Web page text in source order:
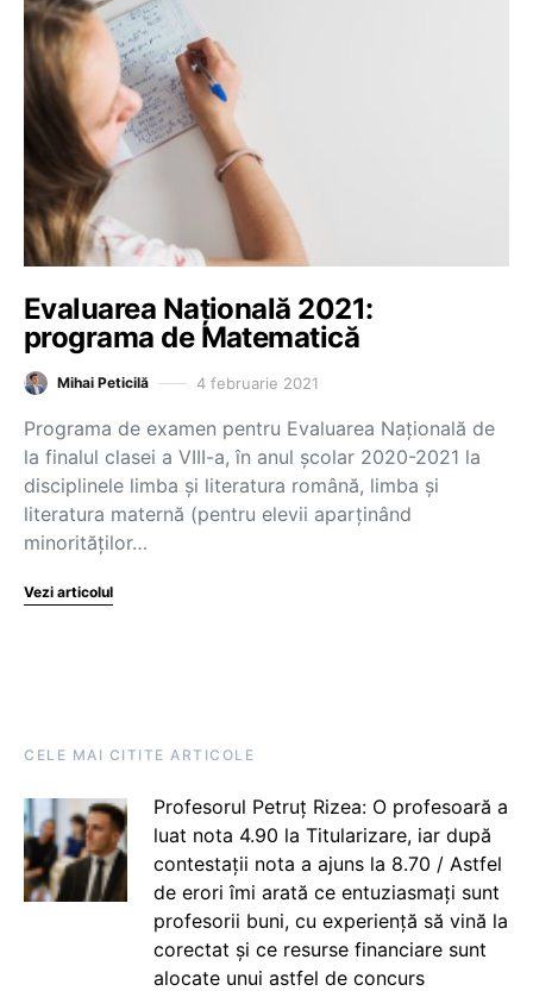
Evaluarea Națională 2021:
programa de Matematică
Mihai Peticilă 4 februarie 2021
Programa de examen pentru Evaluarea Națională de
la finalul clasei a VIII-a, în anul școlar 2020-2021 la
disciplinele limba și literatura română, limba și
literatura maternă (pentru elevii aparținând
minorităților…
Vezi articolul
CELE MAI CITITE ARTICOLE
Profesorul Petruț Rizea: O profesoară a
luat nota 4.90 la Titularizare, iar după
contestații nota a ajuns la 8.70 / Astfel
de erori îmi arată ce entuziasmați sunt
profesorii buni, cu experiență să vină la
corectat și ce resurse financiare sunt
alocate unui astfel de concurs